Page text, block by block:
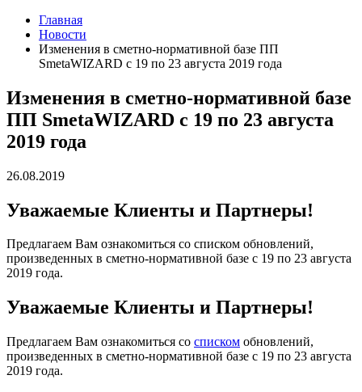
Главная
Новости
Изменения в сметно-нормативной базе ПП
SmetaWIZARD с 19 по 23 августа 2019 года
Изменения в сметно-нормативной базе
ПП SmetaWIZARD с 19 по 23 августа
2019 года
26.08.2019
Уважаемые Клиенты и Партнеры!
Предлагаем Вам ознакомиться со списком обновлений,
произведенных в сметно-нормативной базе с 19 по 23 августа
2019 года.
Уважаемые Клиенты и Партнеры!
Предлагаем Вам ознакомиться со списком обновлений,
произведенных в сметно-нормативной базе с 19 по 23 августа
2019 года.